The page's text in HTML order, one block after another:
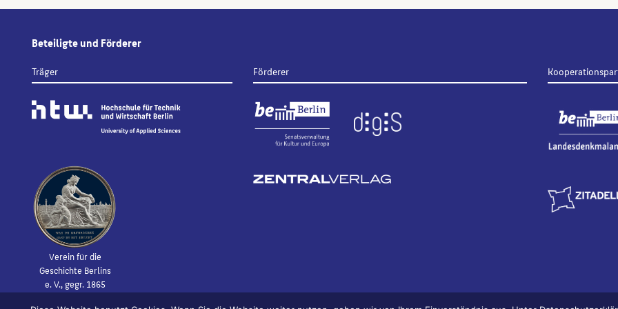
Beteiligte und Förderer
Träger
Verein für die
Geschichte Berlins
e. V., gegr. 1865
Förderer